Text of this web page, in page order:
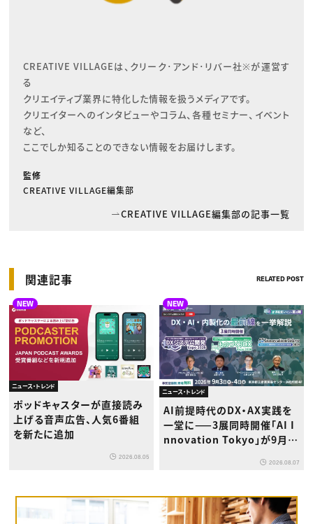
CREATIVE VILLAGEは、クリーク･アンド･リバー社※が運営す
る
クリエイティブ業界に特化した情報を扱うメディアです。
クリエイターへのインタビューやコラム、各種セミナー、イベント
など、
ここでしか知ることのできない情報をお届けします。
監修
CREATIVE VILLAGE編集部
CREATIVE VILLAGE編集部の記事一覧
関連記事 RELATED POST
NEW
ニュース・トレンド
ポッドキャスターが直接読み
上げる音声広告、人気6番組
を新たに追加
2026.08.05
NEW
ニュース・トレンド
AI前提時代のDX・AX実践を
一堂に——3展同時開催「AI I
nnovation Tokyo」が9月浜
2026.08.07